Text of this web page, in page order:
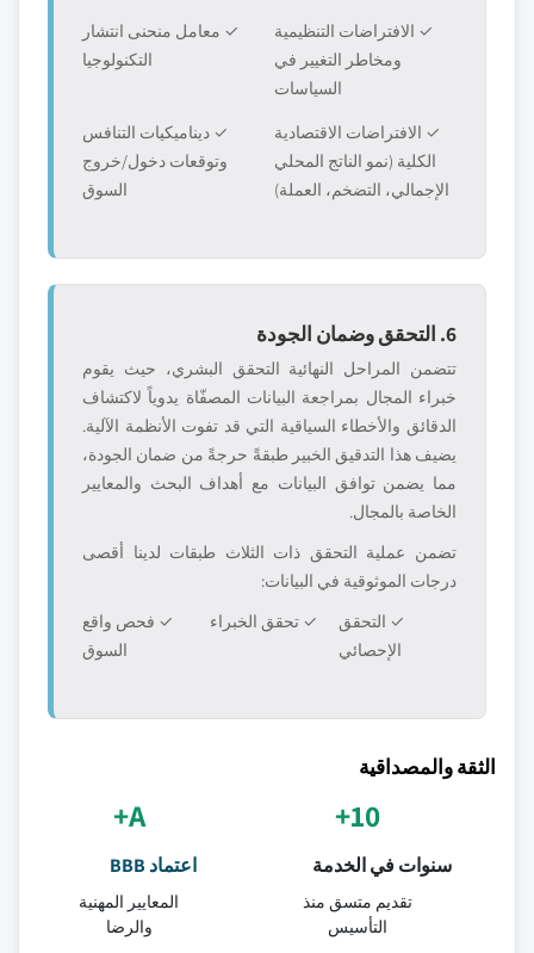
✓ الافتراضات التنظيمية
ومخاطر التغيير في
السياسات
✓ معامل منحنى انتشار
التكنولوجيا
✓ الافتراضات الاقتصادية
الكلية (نمو الناتج المحلي
الإجمالي، التضخم، العملة)
✓ ديناميكيات التنافس
وتوقعات دخول/خروج
السوق
6. التحقق وضمان الجودة
تتضمن المراحل النهائية التحقق البشري، حيث يقوم
خبراء المجال بمراجعة البيانات المصفّاة يدوياً لاكتشاف
الدقائق والأخطاء السياقية التي قد تفوت الأنظمة الآلية.
يضيف هذا التدقيق الخبير طبقةً حرجةً من ضمان الجودة،
مما يضمن توافق البيانات مع أهداف البحث والمعايير
الخاصة بالمجال.
تضمن عملية التحقق ذات الثلاث طبقات لدينا أقصى
درجات الموثوقية في البيانات:
✓ التحقق
الإحصائي
✓ تحقق الخبراء
✓ فحص واقع
السوق
الثقة والمصداقية
10+
سنوات في الخدمة
تقديم متسق منذ
التأسيس
A+
اعتماد BBB
المعايير المهنية
والرضا